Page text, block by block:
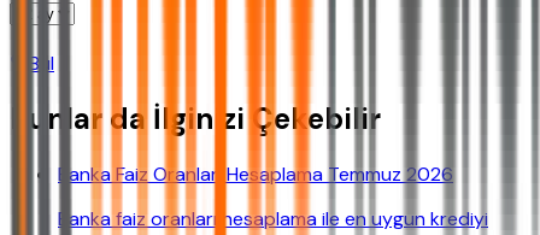
Bul
Bunlar da İlginizi Çekebilir
Banka Faiz Oranları Hesaplama Temmuz 2026
Banka faiz oranları hesaplama ile en uygun krediyi